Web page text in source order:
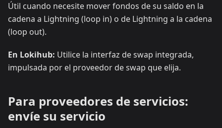
Útil cuando necesite mover fondos de su saldo en la
cadena a Lightning (loop in) o de Lightning a la cadena
(loop out).
En Lokihub: Utilice la interfaz de swap integrada,
impulsada por el proveedor de swap que elija.
Para proveedores de servicios:
envíe su servicio